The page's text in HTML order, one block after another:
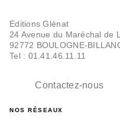
Editions Glénat
24 Avenue du Maréchal de
92772 BOULOGNE-
Tel : 01.41.46.11.11
Contactez-nous
NOS RÉSEAUX